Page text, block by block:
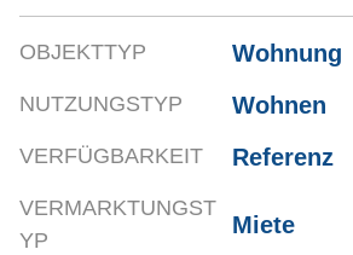
OBJEKTTYP Wohnung
NUTZUNGSTYP Wohnen
VERFÜGBARKEIT Referenz
VERMARKTUNGST
YP
Miete